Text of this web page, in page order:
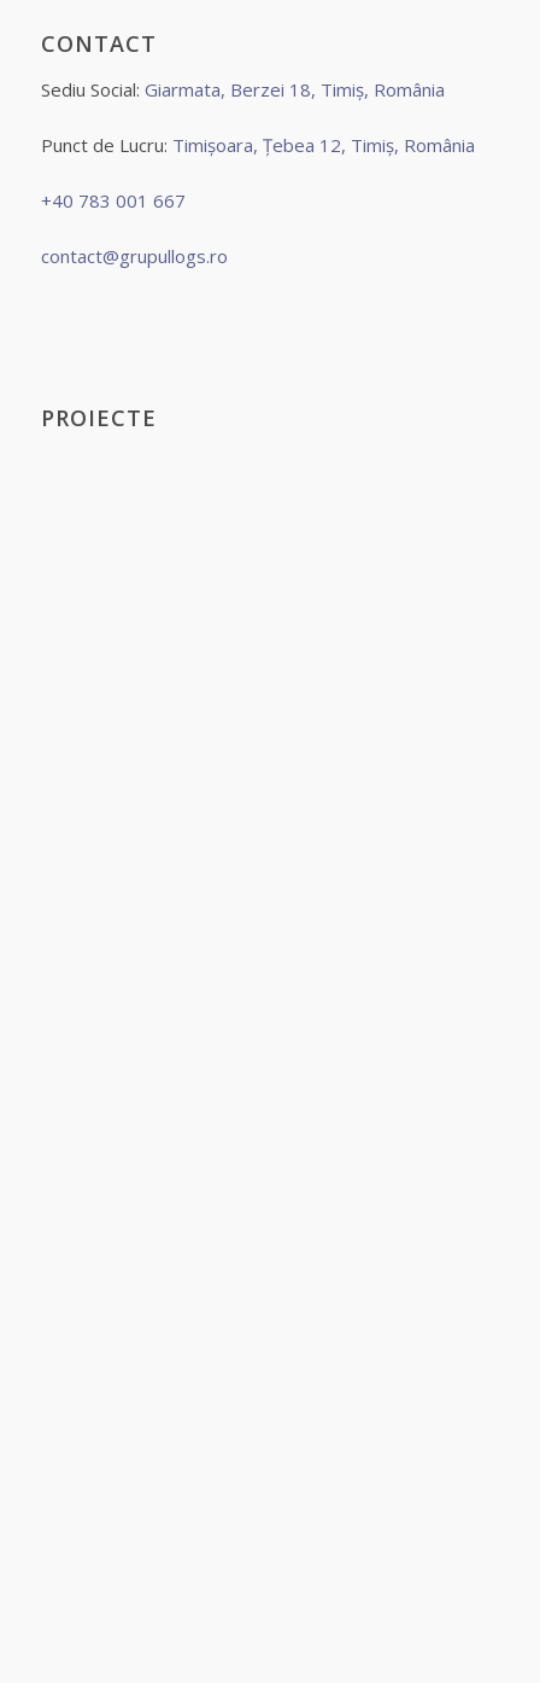
CONTACT
Sediu Social: Giarmata, Berzei 18, Timiș, România
Punct de Lucru: Timișoara, Țebea 12, Timiș, România
+40 783 001 667
contact@grupullogs.ro
PROIECTE